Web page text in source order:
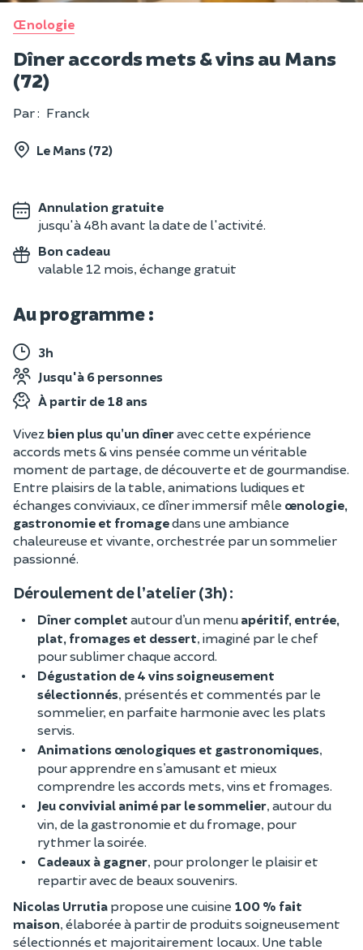
Œnologie
Dîner accords mets & vins au Mans
(72)
Par : Franck
Le Mans (72)
Annulation gratuite
jusqu'à 48h avant la date de l'activité.
Bon cadeau
valable 12 mois, échange gratuit
Au programme :
3h
Jusqu'à 6 personnes
À partir de 18 ans
Vivez bien plus qu’un dîneravec cette expérience
accords mets & vins pensée comme un véritable
moment de partage, de découverte et de gourmandise.
Entre plaisirs de la table, animations ludiques et
échanges conviviaux, ce dîner immersif mêle œnologie,
gastronomie et fromagedans une ambiance
chaleureuse et vivante, orchestrée par un sommelier
passionné.
Déroulement de l’atelier (3h) :
Dîner complet autour d’un menu apéritif, entrée,
plat, fromages et dessert, imaginé par le chef
pour sublimer chaque accord.
Dégustation de 4 vins soigneusement
sélectionnés, présentés et commentés par le
sommelier, en parfaite harmonie avec les plats
servis.
Animations œnologiques et gastronomiques,
pour apprendre en s’amusant et mieux
comprendre les accords mets, vins et fromages.
Jeu convivial animé par le sommelier, autour du
vin, de la gastronomie et du fromage, pour
rythmer la soirée.
Cadeaux à gagner, pour prolonger le plaisir et
repartir avec de beaux souvenirs.
Nicolas Urrutia propose une cuisine 100 % fait
maison, élaborée à partir de produits soigneusement
sélectionnés et majoritairement locaux. Une table